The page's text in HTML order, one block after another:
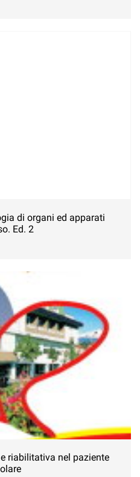
di organi ed apparati
Ed. 2
riabilitativa nel paziente